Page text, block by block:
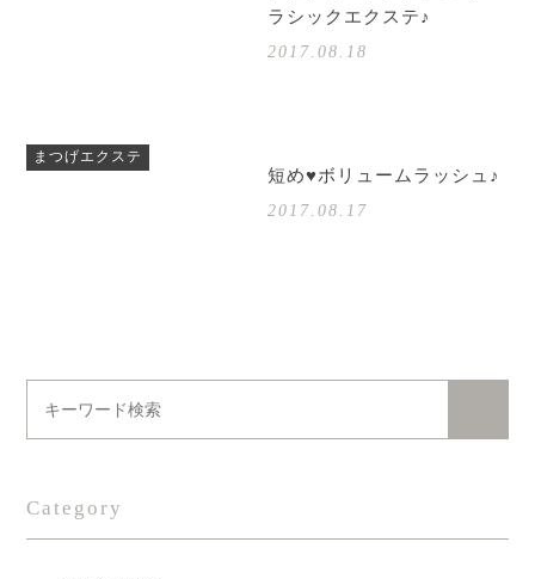
ラシックエクステ♪
2017.08.18
まつげエクステ
短め♥ボリュームラッシュ♪
2017.08.17
Category